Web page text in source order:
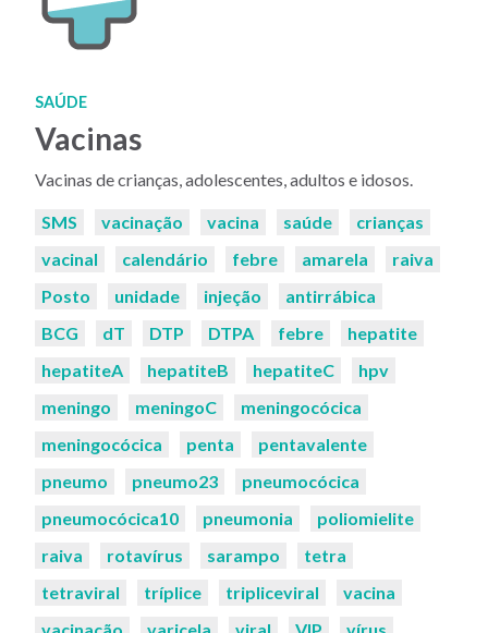
SAÚDE
Vacinas
Vacinas de crianças, adolescentes, adultos e idosos.
Palavras-
SMS vacinação vacina saúde
crianças
vacinal
calendário febre amarela
raiva
Posto
unidade injeção
antirrábica
BCG
dT DTP DTPA febre
hepatite
hepatiteA
hepatiteB hepatiteC
hpv
meningo
meningoC
meningocócica
meningocócica
penta
pentavalente
pneumo
pneumo23
pneumocócica
pneumocócica10
pneumonia
poliomielite
raiva
rotavírus sarampo
tetra
tetraviral
tríplice tripliceviral
vacina